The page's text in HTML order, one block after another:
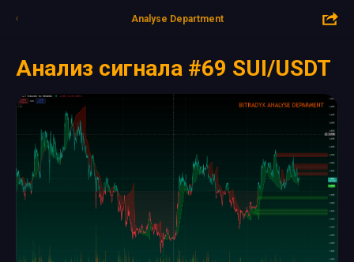
Analyse Department
Анализ сигнала #69 SUI/USDT